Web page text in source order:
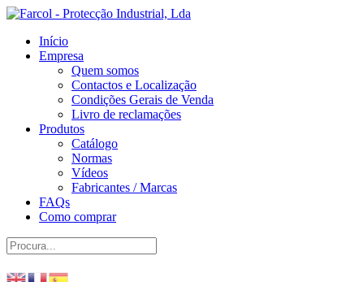
Início
Empresa
Quem somos
Contactos e Localização
Condições Gerais de Venda
Livro de reclamações
Produtos
Catálogo
Normas
Vídeos
Fabricantes / Marcas
FAQs
Como comprar